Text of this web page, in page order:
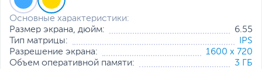
Основные характеристики:
Размер экрана, дюйм:
6.55
Тип матрицы:
IPS
Разрешение экрана:
1600 x 720
Объем оперативной памяти:
3 ГБ